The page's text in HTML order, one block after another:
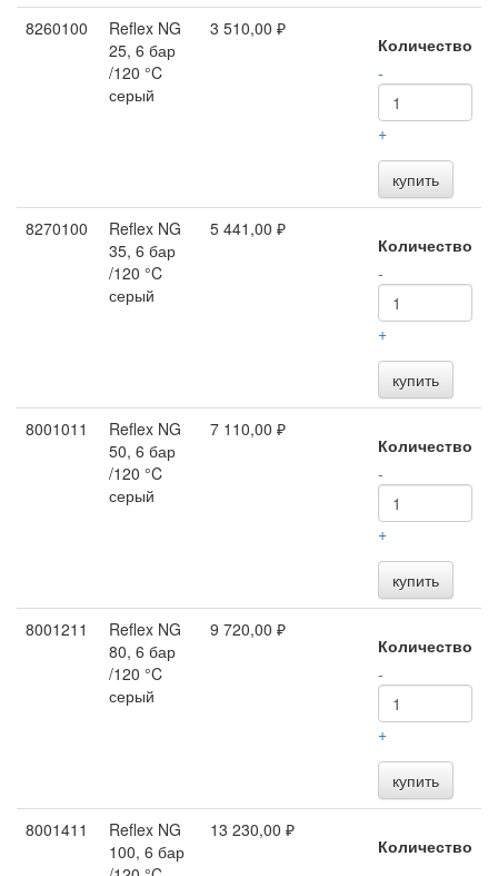
8260100
Reflex NG
25, 6 бар
/120 °C
серый
3 510,00 ₽
Количество
-
+
купить
8270100
Reflex NG
35, 6 бар
/120 °C
серый
5 441,00 ₽
Количество
-
+
купить
8001011
Reflex NG
50, 6 бар
/120 °C
серый
7 110,00 ₽
Количество
-
+
купить
8001211
Reflex NG
80, 6 бар
/120 °C
серый
9 720,00 ₽
Количество
-
+
купить
8001411
Reflex NG
100, 6 бар
13 230,00 ₽
Количество